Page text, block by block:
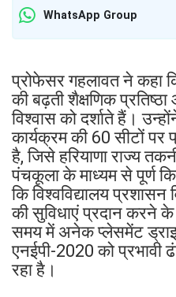
WhatsApp Group
प्रोफेसर गहलावत ने कहा
की बढ़ती शैक्षणिक प्रतिष्ठा
विश्वास को दर्शाते हैं।
कार्यक्रम की 60 सीटों पर
है, जिसे हरियाणा राज्य
पंचकूला के माध्यम से पूर्ण
कि विश्वविद्यालय प्रशासन
की सुविधाएं प्रदान करने
समय में अनेक प्लेसमेंट
एनईपी-2020 को प्रभावी
रहा है।